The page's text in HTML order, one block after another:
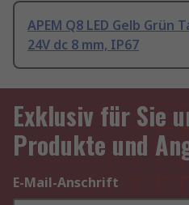
APEM Q8 LED Gelb
24V dc 8 mm, IP67
Exklusiv für Sie
Produkte und
E-Mail-Anschrift